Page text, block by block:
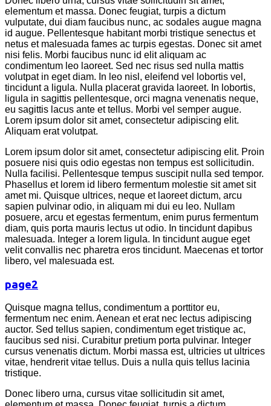
elementum et massa. Donec feugiat, turpis a dictum
vulputate, dui diam faucibus nunc, ac sodales augue magna
id augue. Pellentesque habitant morbi tristique senectus et
netus et malesuada fames ac turpis egestas. Donec sit amet
nisi felis. Morbi faucibus nunc id elit aliquam ac
condimentum leo laoreet. Sed nec risus sed nulla mattis
volutpat in eget diam. In leo nisl, eleifend vel lobortis vel,
tincidunt a ligula. Nulla placerat gravida laoreet. In lobortis,
ligula in sagittis pellentesque, orci magna venenatis neque,
eu sagittis lacus ante et tellus. Morbi vel semper augue.
Lorem ipsum dolor sit amet, consectetur adipiscing elit.
Aliquam erat volutpat.
Lorem ipsum dolor sit amet, consectetur adipiscing elit. Proin
posuere nisi quis odio egestas non tempus est sollicitudin.
Nulla facilisi. Pellentesque tempus suscipit nulla sed tempor.
Phasellus et lorem id libero fermentum molestie sit amet sit
amet mi. Quisque ultrices, neque et laoreet dictum, arcu
sapien pulvinar odio, in aliquam mi dui eu leo. Nullam
posuere, arcu et egestas fermentum, enim purus fermentum
diam, quis porta mauris lectus ut odio. In tincidunt dapibus
malesuada. Integer a lorem ligula. In tincidunt augue eget
velit convallis nec pharetra eros tincidunt. Maecenas et tortor
libero, vel malesuada est.
page2
Quisque magna tellus, condimentum a porttitor eu,
fermentum nec enim. Aenean et erat nec lectus adipiscing
auctor. Sed tellus sapien, condimentum eget tristique ac,
faucibus sed nisi. Curabitur pretium porta pulvinar. Integer
cursus venenatis dictum. Morbi massa est, ultricies ut ultrices
vitae, hendrerit vitae tellus. Duis a nulla quis tellus lacinia
tristique.
Donec libero urna, cursus vitae sollicitudin sit amet,